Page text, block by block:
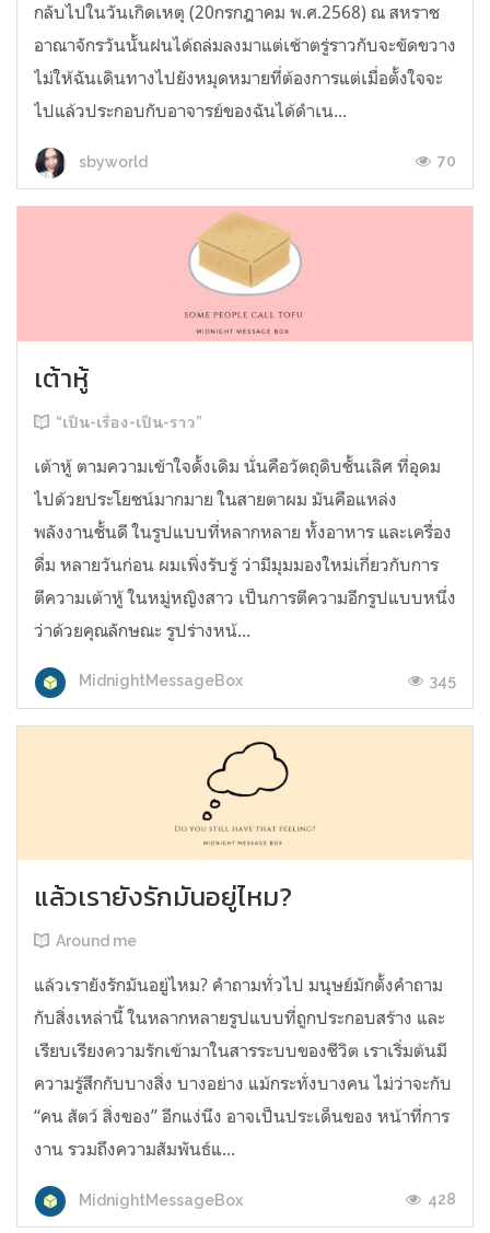
กลับไปในวันเกิดเหตุ (20กรกฎาคม พ.ศ.2568) ณ สหราช
อาณาจักรวันนั้นฝนได้ถล่มลงมาแต่เช้าตรู่ราวกับจะขัดขวาง
ไม่ให้ฉันเดินทางไปยังหมุดหมายที่ต้องการแต่เมื่อตั้งใจจะ
ไปแล้วประกอบกับอาจารย์ของฉันได้ดำเน...
sbyworld 70
เต้าหู้
“เป็น-เรื่อง-เป็น-ราว”
เต้าหู้ ตามความเข้าใจดั้งเดิม นั่นคือวัตถุดิบชั้นเลิศ ที่อุดม
ไปด้วยประโยชน์มากมาย ในสายตาผม มันคือแหล่ง
พลังงานชั้นดี ในรูปแบบที่หลากหลาย ทั้งอาหาร และเครื่อง
ดื่ม หลายวันก่อน ผมเพิ่งรับรู้ ว่ามีมุมมองใหม่เกี่ยวกับการ
ตีความเต้าหู้ ในหมู่หญิงสาว เป็นการตีความอีกรูปแบบหนึ่ง
ว่าด้วยคุณลักษณะ รูปร่างหน้...
MidnightMessageBox 345
แล้วเรายังรักมันอยู่ไหม?
Around me
แล้วเรายังรักมันอยู่ไหม? คำถามทั่วไป มนุษย์มักตั้งคำถาม
กับสิ่งเหล่านี้ ในหลากหลายรูปแบบที่ถูกประกอบสร้าง และ
เรียบเรียงความรักเข้ามาในสารระบบของชีวิต เราเริ่มต้นมี
ความรู้สึกกับบางสิ่ง บางอย่าง แม้กระทั่งบางคน ไม่ว่าจะกับ
“คน สัตว์ สิ่งของ” อีกแง่นึง อาจเป็นประเด็นของ หน้าที่การ
งาน รวมถึงความสัมพันธ์แ...
MidnightMessageBox 428